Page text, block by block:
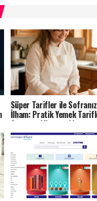
Süper Tarifler ile
İlham: Pratik Yemek
Supertarifler.com’da